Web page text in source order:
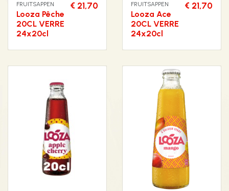
FRUITSAPPEN
Looza Pêche
20CL VERRE
24x20cl
€ 21,70 FRUITSAPPEN
Looza Ace
20CL VERRE
24x20cl
€ 21,70